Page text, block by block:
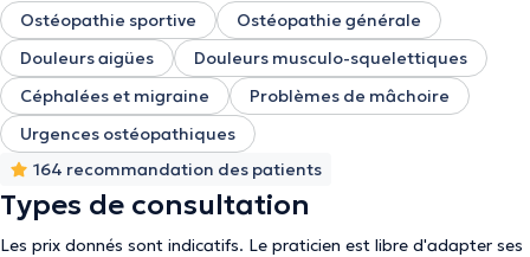
Ostéopathie sportive
Ostéopathie générale
Douleurs aigües
Douleurs musculo-squelettiques
Céphalées et migraine
Problèmes de mâchoire
Urgences ostéopathiques
164 recommandation des patients
Types de consultation
Les prix donnés sont indicatifs. Le praticien est libre d'adapter ses